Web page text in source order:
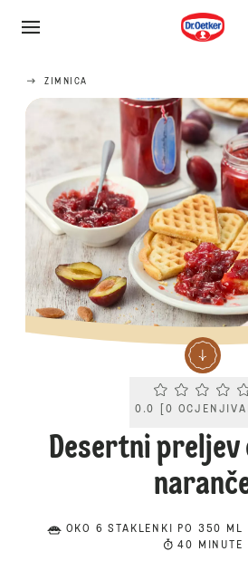
ZIMNICA
0.0 [0
Desertni preljev
OKO 6 STAKLENKI PO 350 ML
40 MINUTE